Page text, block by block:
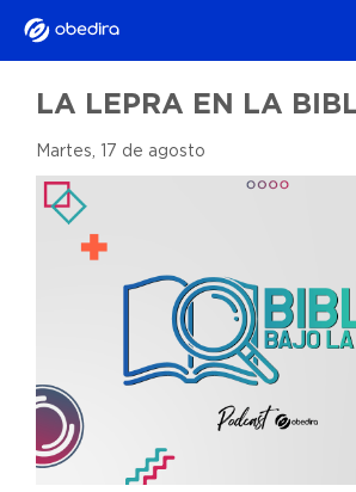
LA LEPRA EN LA
Martes, 17 de agosto